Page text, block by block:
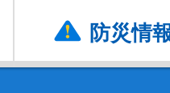
防災情